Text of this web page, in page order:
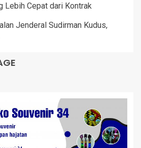
Lebih Cepat dari Kontrak
Jenderal Sudirman Kudus,